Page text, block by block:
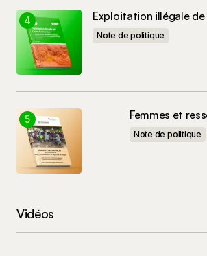
Exploitation illégale de
Note de politique
Femmes et
Note de politique
Vidéos